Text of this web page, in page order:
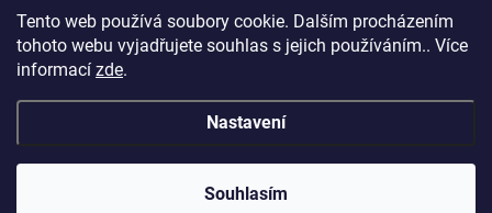
Tento web používá soubory cookie. Dalším procházením
tohoto webu vyjadřujete souhlas s jejich používáním.. Více
informací zde.
Nastavení
Souhlasím
Vytvořil Shoptet
Toypex. Všechna práva vyhrazena.